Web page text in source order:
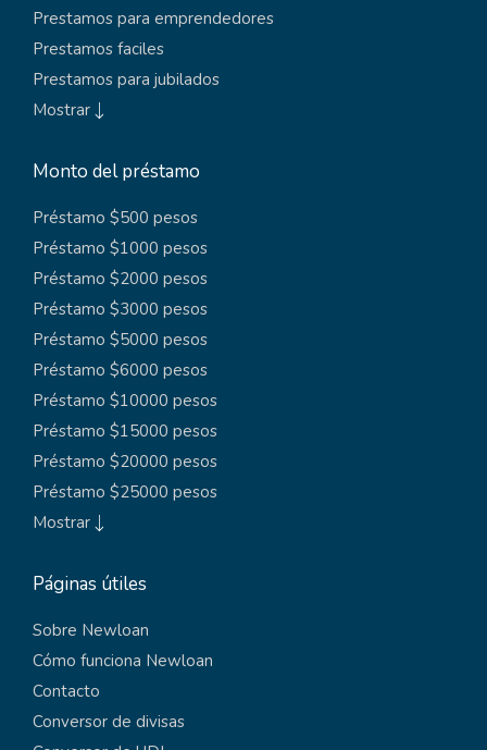
Prestamos para emprendedores
Prestamos faciles
Prestamos para jubilados
Mostrar
Monto del préstamo
Préstamo $500 pesos
Préstamo $1000 pesos
Préstamo $2000 pesos
Préstamo $3000 pesos
Préstamo $5000 pesos
Préstamo $6000 pesos
Préstamo $10000 pesos
Préstamo $15000 pesos
Préstamo $20000 pesos
Préstamo $25000 pesos
Mostrar
Páginas útiles
Sobre Newloan
Cómo funciona Newloan
Contacto
Conversor de divisas